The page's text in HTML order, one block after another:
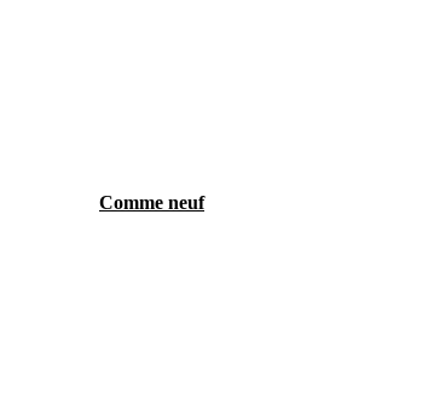
Comme neuf